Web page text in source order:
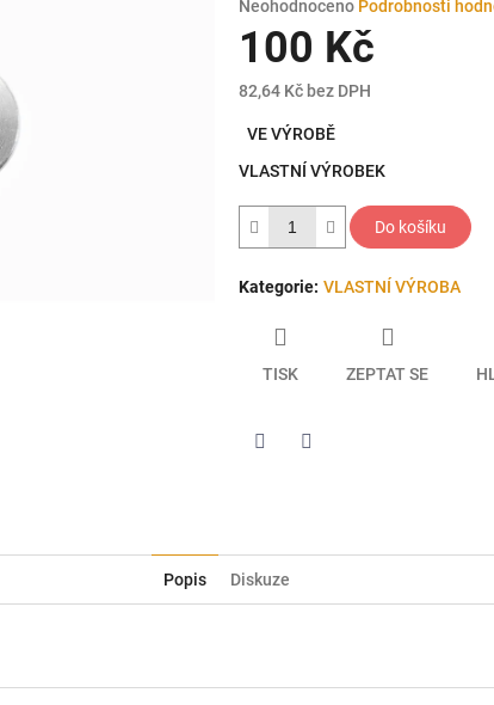
Průměrné
hodnocení
produktu
0,0
hvězdiček.
Neohodnoceno Podrobnosti
100 Kč
82,64 Kč bez DPH
cena:
VE VÝROBĚ
VLASTNÍ VÝROBEK
Do košíku
Kategorie: VLASTNÍ VÝROBA
TISK ZEPTAT SE
Popis Diskuze